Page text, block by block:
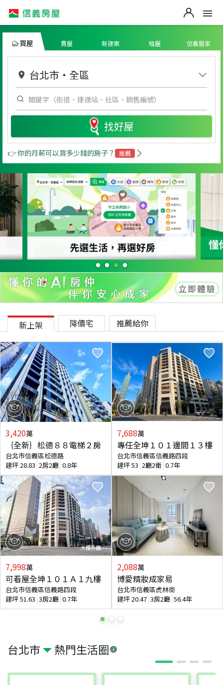
買屋 賣屋 新建案 租屋 信義居家
台北市 ・ 全區
找好屋
👉 你的月薪可以買多少錢的房子？ 推薦
台北市 熱門生活圈
新上架 降價宅 推薦給你
3,420萬
｛全新｝松德８８電梯２房
台北市信義區松德路
建坪28.83 2房2廳 0.8年
7,998萬
可看屋全坤１０１Ａ１九樓
台北市信義區信義路四段
建坪51.63 3房2廳 0.7年
7,688萬
專任全坤１０１邊間１３樓
台北市信義區信義路四段
建坪53 2廳2衛 0.7年
2,088萬
博愛精妝成家易
台北市信義區虎林街
建坪20.47 3房2廳 56.4年